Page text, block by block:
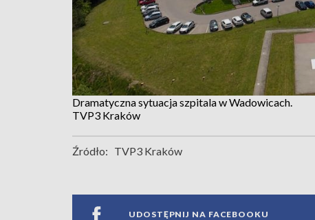
Dramatyczna sytuacja szpitala w Wadowicach.
TVP3 Kraków
Źródło: TVP3 Kraków
UDOSTĘPNIJ NA FACEBOOKU